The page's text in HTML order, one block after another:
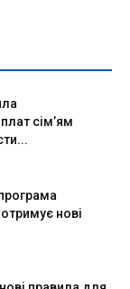
сім’ям
нові